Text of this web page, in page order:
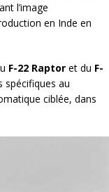
l’image
en Inde en
F-22 Raptor et du F-
spécifiques au
ciblée, dans